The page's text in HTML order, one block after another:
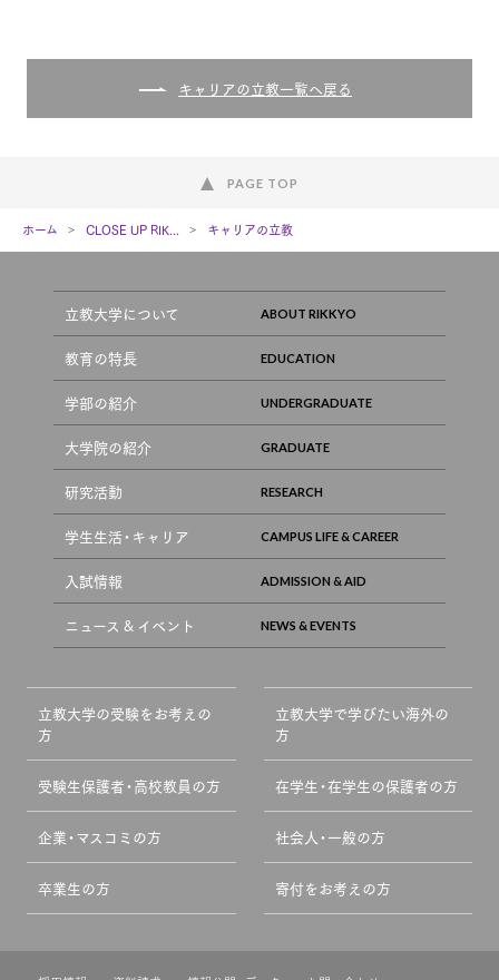
キャリアの立教一覧へ戻る
PAGE TOP
ホーム CLOSE UP RIK... キャリアの立教
立教大学について
教育の特長
学部の紹介
大学院の紹介
研究活動
学生生活・キャリア
入試情報
ニュース & イベント
立教大学の受験をお考えの
方
立教大学で学びたい海外の
方
受験生保護者・高校教員の方 在学生・在学生の保護者の方
企業・マスコミの方 社会人・一般の方
卒業生の方 寄付をお考えの方